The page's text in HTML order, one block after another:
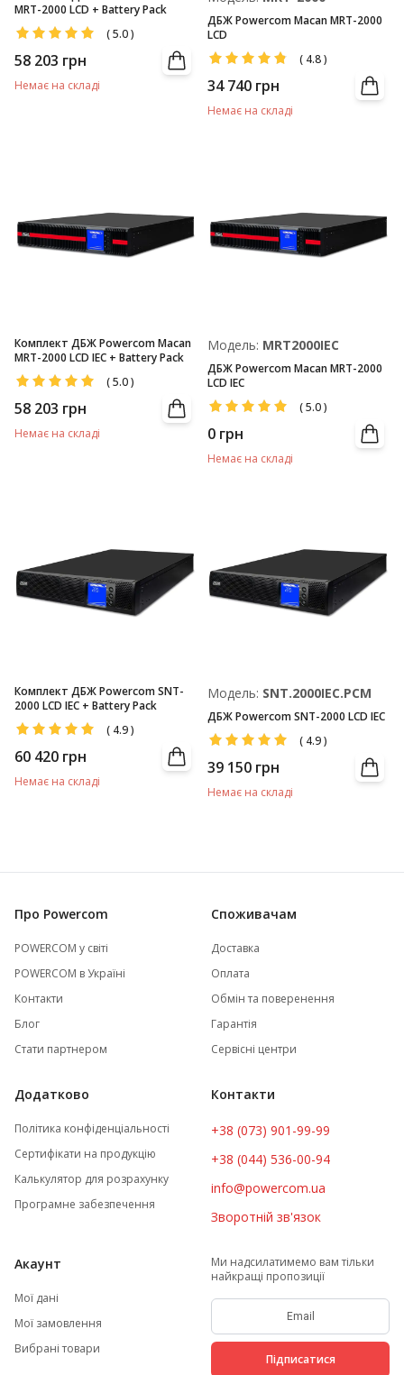
MRT-2000 LCD + Battery Pack
(5.0)
58 203 грн
Немає на складі
ДБЖ Powercom Macan MRT-2000
LCD
( 4.8)
34 740 грн
Немає на складі
Комплект ДБЖ Powercom Macan
MRT-2000 LCD IEC + Battery Pack
(5.0)
58 203 грн
Немає на складі
Модель: MRT2000IEC
ДБЖ Powercom Macan MRT-2000
LCD IEC
(5.0)
0 грн
Немає на складі
Комплект ДБЖ Powercom SNT-
2000 LCD IEC + Battery Pack
( 4.9)
60 420 грн
Немає на складі
Модель: SNT.2000IEC.PCM
ДБЖ Powercom SNT-2000 LCD IEC
( 4.9)
39 150 грн
Немає на складі
Про Powercom
POWERCOM у світі
POWERCOM в Україні
Контакти
Блог
Стати партнером
Споживачам
Доставка
Оплата
Обмін та поверенення
Гарантія
Сервісні центри
Додатково
Політика конфіденціальності
Сертифікати на продукцію
Калькулятор для розрахунку
Програмне забезпечення
Контакти
+38 (073) 901-99-99
+38 (044) 536-00-94
info@powercom.ua
Зворотній зв'язок
Акаунт
Мої дані
Мої замовлення
Вибрані товари
Ми надсилатимемо вам тільки
найкращі пропозиції
Підписатися